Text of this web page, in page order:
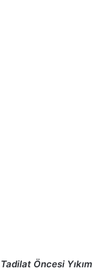
Öncesi Yıkım